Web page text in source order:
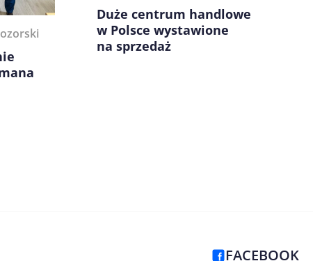
Duże centrum handlowe
w Polsce wystawione
na sprzedaż
FACEBOOK